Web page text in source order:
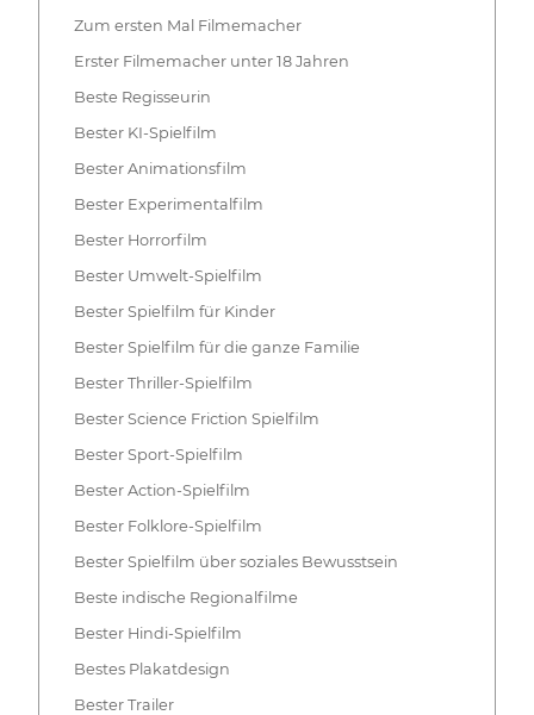
Zum ersten Mal Filmemacher
Erster Filmemacher unter 18 Jahren
Beste Regisseurin
Bester KI-Spielfilm
Bester Animationsfilm
Bester Experimentalfilm
Bester Horrorfilm
Bester Umwelt-Spielfilm
Bester Spielfilm für Kinder
Bester Spielfilm für die ganze Familie
Bester Thriller-Spielfilm
Bester Science Friction Spielfilm
Bester Sport-Spielfilm
Bester Action-Spielfilm
Bester Folklore-Spielfilm
Bester Spielfilm über soziales Bewusstsein
Beste indische Regionalfilme
Bester Hindi-Spielfilm
Bestes Plakatdesign
Bester Trailer